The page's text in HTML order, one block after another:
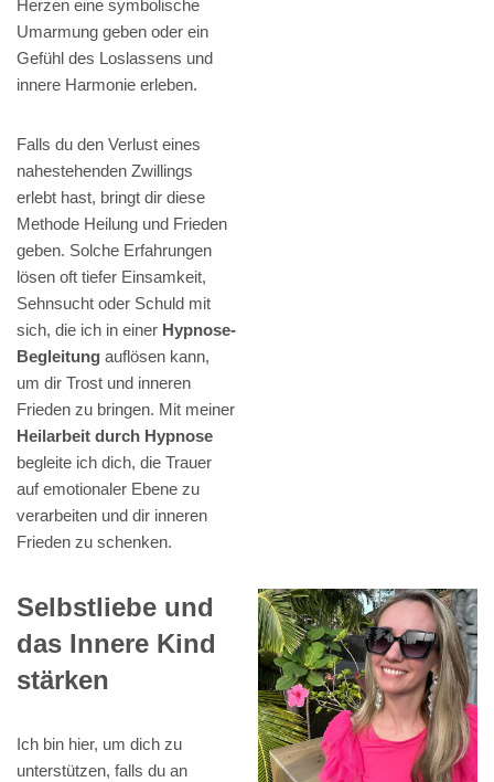
Herzen eine symbolische
Umarmung geben oder ein
Gefühl des Loslassens und
innere Harmonie erleben.
Falls du den Verlust eines
nahestehenden Zwillings
erlebt hast, bringt dir diese
Methode Heilung und Frieden
geben. Solche Erfahrungen
lösen oft tiefer Einsamkeit,
Sehnsucht oder Schuld mit
sich, die ich in einer Hypnose-
Begleitung auflösen kann,
um dir Trost und inneren
Frieden zu bringen. Mit meiner
Heilarbeit durch Hypnose
begleite ich dich, die Trauer
auf emotionaler Ebene zu
verarbeiten und dir inneren
Frieden zu schenken.
Selbstliebe und
das Innere Kind
stärken
Ich bin hier, um dich zu
unterstützen, falls du an